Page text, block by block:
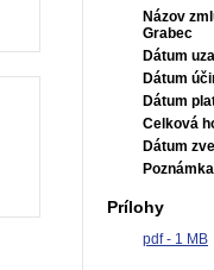
Názov
Grabec
Dátum
Dátum
Dátum
Celková
Dátum
Prílohy
pdf - 1 MB